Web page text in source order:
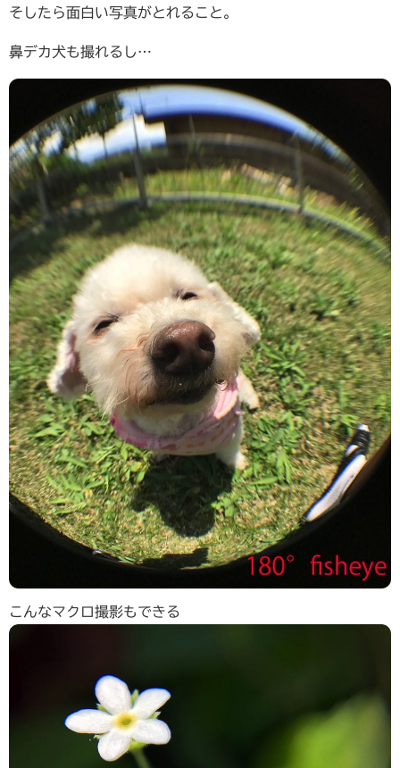
そしたら面白い写真がとれること。
鼻デカ犬も撮れるし…
こんなマクロ撮影もできる